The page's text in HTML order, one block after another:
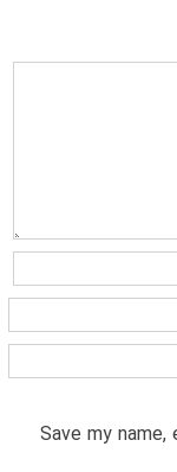
Save my